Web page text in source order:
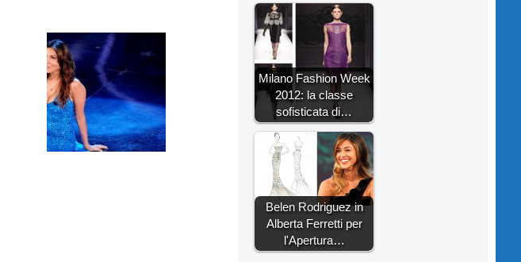
Milano Fashion Week
2012: la classe
sofisticata di…
Belen Rodriguez in
Alberta Ferretti per
l'Apertura…